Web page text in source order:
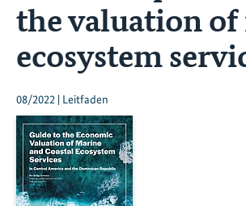
the valuation
ecosystem
08/2022 | Leitfaden